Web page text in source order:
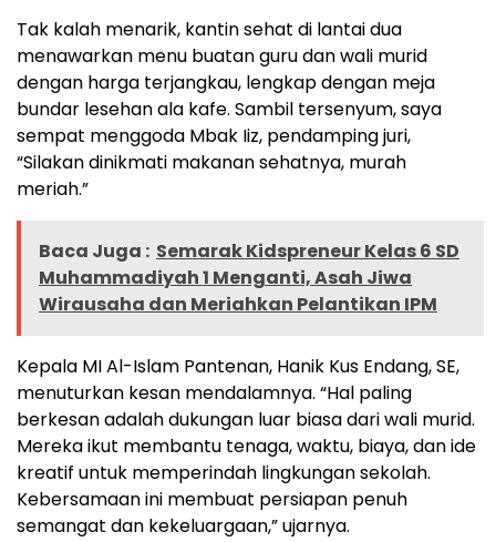
Tak kalah menarik, kantin sehat di lantai dua
menawarkan menu buatan guru dan wali murid
dengan harga terjangkau, lengkap dengan meja
bundar lesehan ala kafe. Sambil tersenyum, saya
sempat menggoda Mbak Iiz, pendamping juri,
“Silakan dinikmati makanan sehatnya, murah
meriah.”
Baca Juga : Semarak Kidspreneur Kelas 6 SD
Muhammadiyah 1 Menganti, Asah Jiwa
Wirausaha dan Meriahkan Pelantikan IPM
Kepala MI Al-Islam Pantenan, Hanik Kus Endang, SE,
menuturkan kesan mendalamnya. “Hal paling
berkesan adalah dukungan luar biasa dari wali murid.
Mereka ikut membantu tenaga, waktu, biaya, dan ide
kreatif untuk memperindah lingkungan sekolah.
Kebersamaan ini membuat persiapan penuh
semangat dan kekeluargaan,” ujarnya.